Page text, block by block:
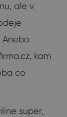
ale v
, kam
co
super,